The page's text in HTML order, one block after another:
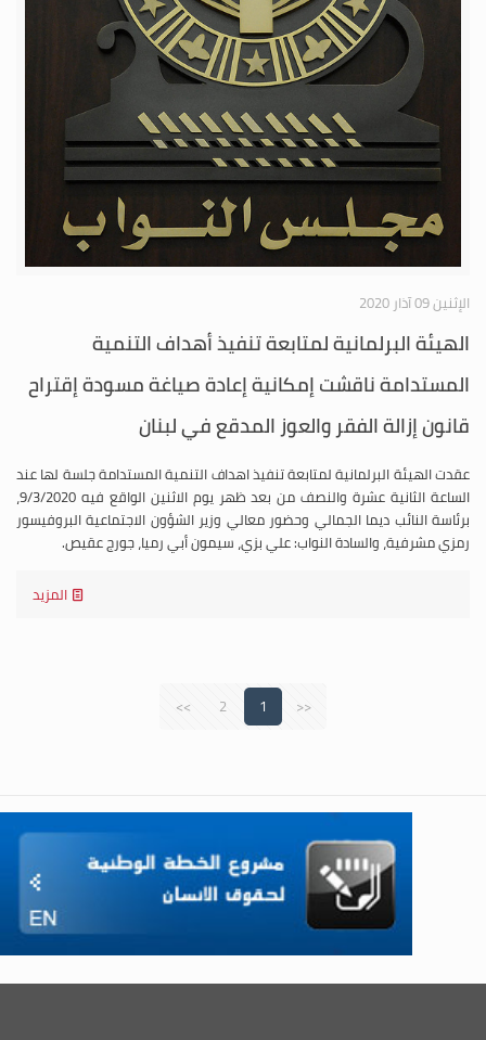
الإثنين 09 آذار 2020
الهيئة البرلمانية لمتابعة تنفيذ أهداف التنمية
المستدامة ناقشت إمكانية إعادة صياغة مسودة إقتراح
قانون إزالة الفقر والعوز المدقع في لبنان
عقدت الهيئة البرلمانية لمتابعة تنفيذ اهداف التنمية المستدامة جلسة لها عند
الساعة الثانية عشرة والنصف من بعد ظهر يوم الاثنين الواقع فيه 9/3/2020،
برئاسة النائب ديما الجمالي وحضور معالي وزير الشؤون الاجتماعية البروفيسور
رمزي مشرفية، والسادة النواب: علي بزي، سيمون أبي رميا، جورج عقيص.
المزيد
<<
1
2
>>